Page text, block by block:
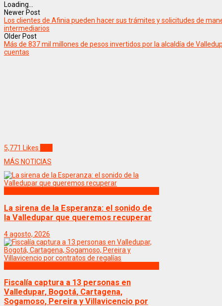
Loading...
Newer Post
Los clientes de Afinia pueden hacer sus trámites y solicitudes de
intermediarios
Older Post
Más de 837 mil millones de pesos invertidos por la alcaldía de
cuentas
5,771 Likes
MÁS NOTICIAS
La sirena de la Esperanza: el sonido de
la Valledupar que queremos recuperar
4 agosto, 2026
Fiscalía captura a 13 personas en
Valledupar, Bogotá, Cartagena,
Sogamoso, Pereira y Villavicencio por